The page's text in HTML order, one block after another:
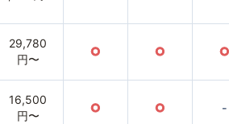
29,780
円〜
○ ○ ○
16,500
円〜
○ ○ -